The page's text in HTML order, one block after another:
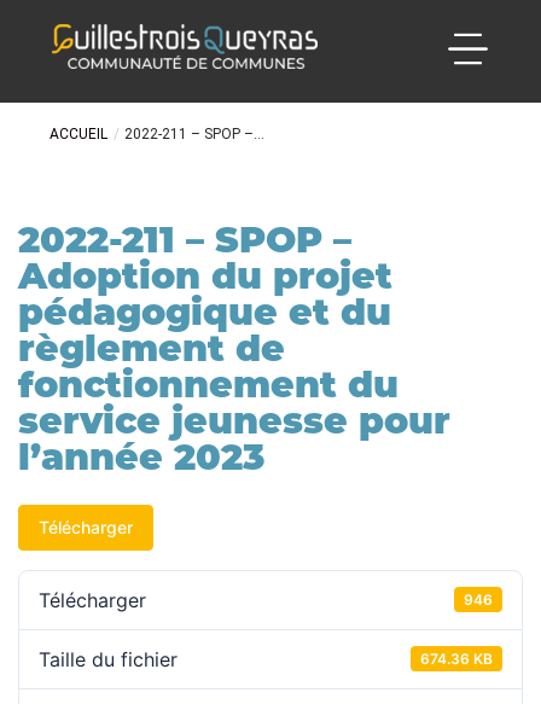
ACCUEIL / 2022-211 – SPOP –...
2022-211 – SPOP –
Adoption du projet
pédagogique et du
règlement de
fonctionnement du
service jeunesse pour
l’année 2023
Télécharger
Télécharger 946
Taille du fichier 674.36 KB